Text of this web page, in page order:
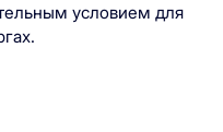
условием для